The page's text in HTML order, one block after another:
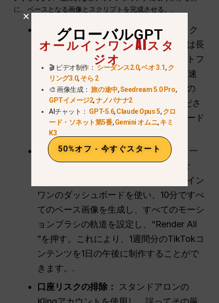
に、ベースとなる画像とスクリプトを完成させる。.
クリングでのテスト中止 ネイティブ・ク
リング・クレジットは高価で、キューは長
い。その代わりに、統一されたプラットフ
ォーム内でMidjourneyのようなより高速
な画像モデルを使用して、ベース画像の
10-20のバリエーションを生成してくださ
い。勝者」だけをクリングにアップロード
してください。.
バッチ生産：プロのクリエイターは、一
度に1つのビデオを作ることはありませ
ん。彼らはGlobalGPTのようなオールイン
ワンのダッシュボードを使い、10分ですべ
てのベース画像を生成し、すべてのモーシ
ョンブラシの軌道を設定し、“Render All
”を押す。これにより、1週間分のTikTokコ
ンテンツを1日の午後に制作することがで
きます。.
口座リスクの排除：
スタンドアロンの
グローバルGPT
オールインワンAIスタ
ジオ
🎬 ビデオ制作：シーダンス2.0,ベオ 3.1,ク
リング3.0,そら 2
🎨 画像生成：旅の途中,Seedream 5.0 Pro,
GPTイメージ2,ナノバナナ2
AIチャット： GPT-5.6,Claude Opus 5,クロ
ード・ソネット第5番,Gemini オムニ,キミ
K3
50%オフ - 今すぐスタート